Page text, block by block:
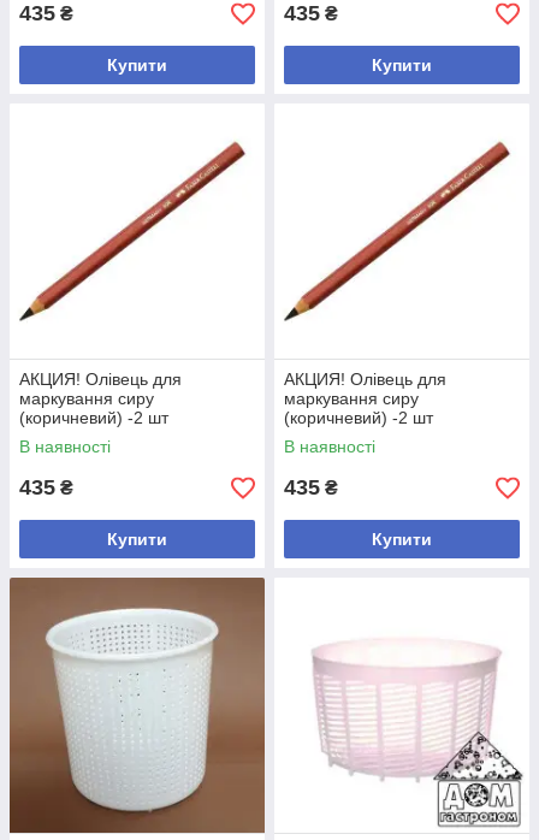
435 ₴
Купити
435 ₴
Купити
АКЦИЯ! Олівець для
маркування сиру
(коричневий) -2 шт
В наявності
435 ₴
Купити
АКЦИЯ! Олівець для
маркування сиру
(коричневий) -2 шт
В наявності
435 ₴
Купити